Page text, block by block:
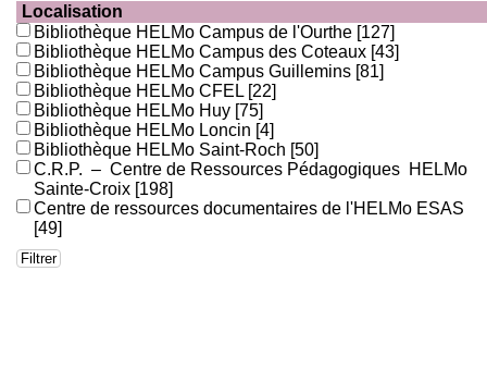
Localisation
Bibliothèque HELMo Campus de l'Ourthe [127]
Bibliothèque HELMo Campus des Coteaux [43]
Bibliothèque HELMo Campus Guillemins [81]
Bibliothèque HELMo CFEL [22]
Bibliothèque HELMo Huy [75]
Bibliothèque HELMo Loncin [4]
Bibliothèque HELMo Saint-Roch [50]
C.R.P. – Centre de Ressources Pédagogiques HELMo
Sainte-Croix [198]
Centre de ressources documentaires de l'HELMo ESAS
[49]